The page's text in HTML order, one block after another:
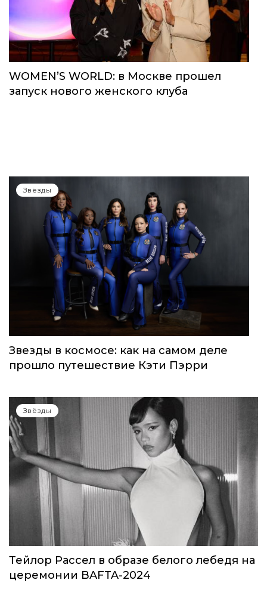
WOMEN’S WORLD: в Москве прошел
запуск нового женского клуба
Звёзды
Звезды в космосе: как на самом деле
прошло путешествие Кэти Пэрри
Звёзды
Тейлор Рассел в образе белого лебедя на
церемонии BAFTA-2024